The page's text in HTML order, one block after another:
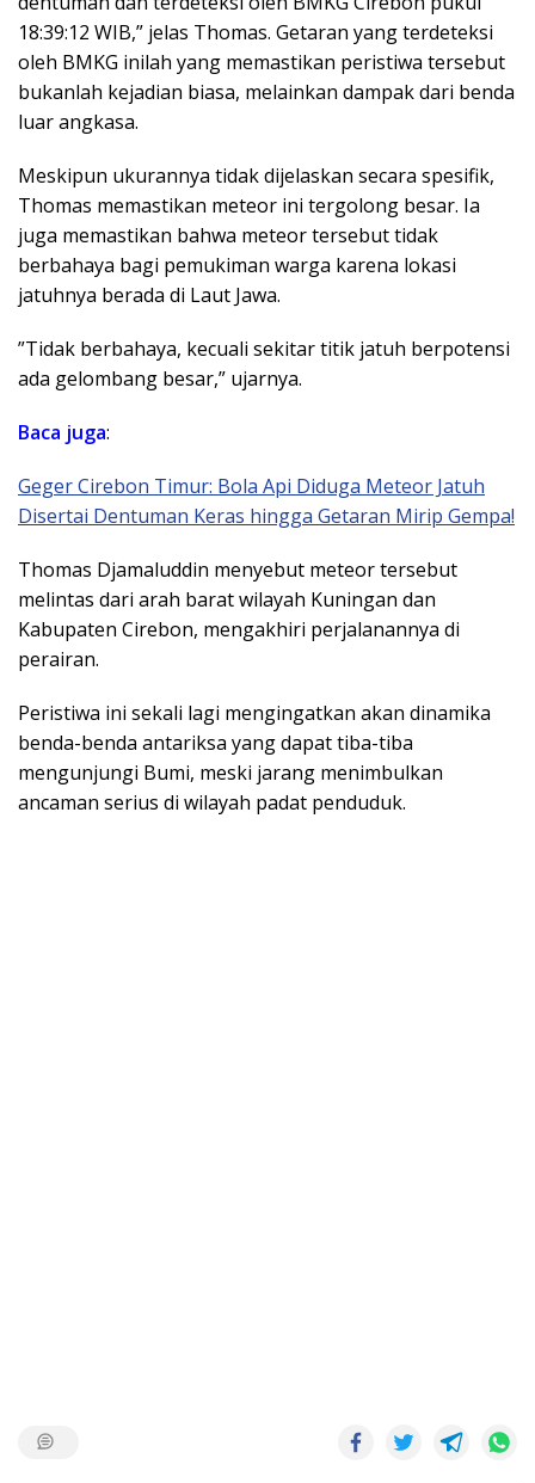
18:39:12 WIB,” jelas Thomas. Getaran yang terdeteksi
oleh BMKG inilah yang memastikan peristiwa tersebut
bukanlah kejadian biasa, melainkan dampak dari benda
luar angkasa.
​Meskipun ukurannya tidak dijelaskan secara spesifik,
Thomas memastikan meteor ini tergolong besar. Ia
juga memastikan bahwa meteor tersebut tidak
berbahaya bagi pemukiman warga karena lokasi
jatuhnya berada di Laut Jawa.
​”Tidak berbahaya, kecuali sekitar titik jatuh berpotensi
ada gelombang besar,” ujarnya.
Baca juga:
Geger Cirebon Timur: Bola Api Diduga Meteor Jatuh
Disertai Dentuman Keras hingga Getaran Mirip Gempa!
​Thomas Djamaluddin menyebut meteor tersebut
melintas dari arah barat wilayah Kuningan dan
Kabupaten Cirebon, mengakhiri perjalanannya di
perairan.
Peristiwa ini sekali lagi mengingatkan akan dinamika
benda-benda antariksa yang dapat tiba-tiba
mengunjungi Bumi, meski jarang menimbulkan
ancaman serius di wilayah padat penduduk.